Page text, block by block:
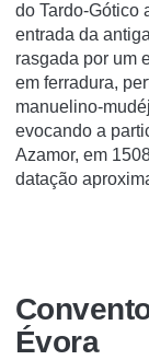
do Tardo-Gótico
entrada da
rasgada por um
em ferradura,
manuelino-
evocando a
Azamor, em
datação
Évora